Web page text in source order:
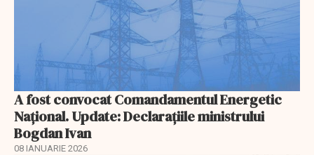
A fost convocat Comandamentul Energetic
Naţional. Update: Declaraţiile ministrului
Bogdan Ivan
08 IANUARIE 2026